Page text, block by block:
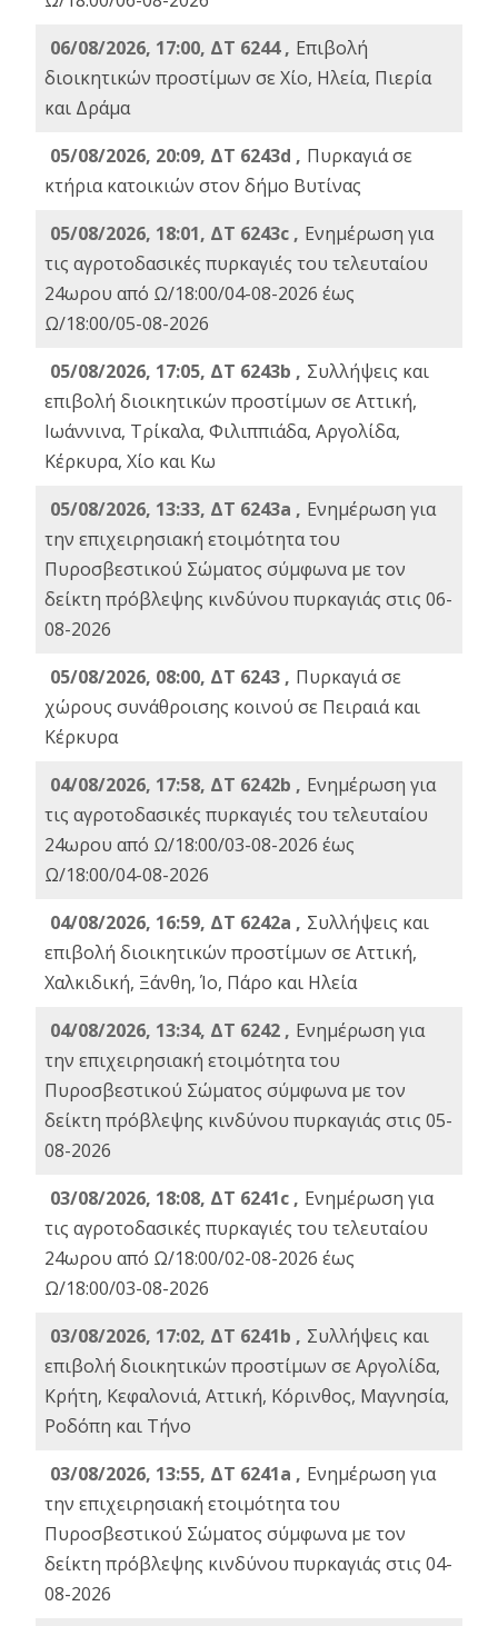
06/08/2026, 17:00, ΔΤ 6244 , Επιβολή
διοικητικών προστίμων σε Χίο, Ηλεία, Πιερία
και Δράμα
05/08/2026, 20:09, ΔΤ 6243d , Πυρκαγιά σε
κτήρια κατοικιών στον δήμο Βυτίνας
05/08/2026, 18:01, ΔΤ 6243c , Ενημέρωση για
τις αγροτοδασικές πυρκαγιές του τελευταίου
24ωρου από Ω/18:00/04-08-2026 έως
Ω/18:00/05-08-2026
05/08/2026, 17:05, ΔΤ 6243b , Συλλήψεις και
επιβολή διοικητικών προστίμων σε Αττική,
Ιωάννινα, Τρίκαλα, Φιλιππιάδα, Αργολίδα,
Κέρκυρα, Χίο και Κω
05/08/2026, 13:33, ΔΤ 6243a , Ενημέρωση για
την επιχειρησιακή ετοιμότητα του
Πυροσβεστικού Σώματος σύμφωνα με τον
δείκτη πρόβλεψης κινδύνου πυρκαγιάς στις 06-
08-2026
05/08/2026, 08:00, ΔΤ 6243 , Πυρκαγιά σε
χώρους συνάθροισης κοινού σε Πειραιά και
Κέρκυρα
04/08/2026, 17:58, ΔΤ 6242b , Ενημέρωση για
τις αγροτοδασικές πυρκαγιές του τελευταίου
24ωρου από Ω/18:00/03-08-2026 έως
Ω/18:00/04-08-2026
04/08/2026, 16:59, ΔΤ 6242a , Συλλήψεις και
επιβολή διοικητικών προστίμων σε Αττική,
Χαλκιδική, Ξάνθη, Ίο, Πάρο και Ηλεία
04/08/2026, 13:34, ΔΤ 6242 , Ενημέρωση για
την επιχειρησιακή ετοιμότητα του
Πυροσβεστικού Σώματος σύμφωνα με τον
δείκτη πρόβλεψης κινδύνου πυρκαγιάς στις 05-
08-2026
03/08/2026, 18:08, ΔΤ 6241c , Ενημέρωση για
τις αγροτοδασικές πυρκαγιές του τελευταίου
24ωρου από Ω/18:00/02-08-2026 έως
Ω/18:00/03-08-2026
03/08/2026, 17:02, ΔΤ 6241b , Συλλήψεις και
επιβολή διοικητικών προστίμων σε Αργολίδα,
Κρήτη, Κεφαλονιά, Αττική, Κόρινθος, Μαγνησία,
Ροδόπη και Τήνο
03/08/2026, 13:55, ΔΤ 6241a , Ενημέρωση για
την επιχειρησιακή ετοιμότητα του
Πυροσβεστικού Σώματος σύμφωνα με τον
δείκτη πρόβλεψης κινδύνου πυρκαγιάς στις 04-
08-2026